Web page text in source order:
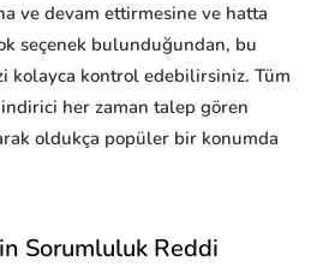
ve devam ettirmesine ve hatta
seçenek bulunduğundan, bu
kolayca kontrol edebilirsiniz. Tüm
her zaman talep gören
oldukça popüler bir konumda
Sorumluluk Reddi